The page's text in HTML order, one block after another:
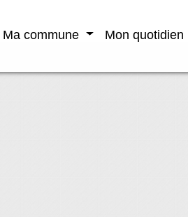
Ma commune Mon quotidien